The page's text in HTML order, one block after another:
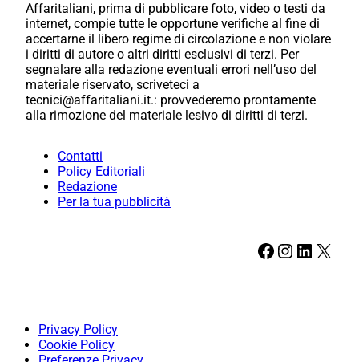
Affaritaliani, prima di pubblicare foto, video o testi da
internet, compie tutte le opportune verifiche al fine di
accertarne il libero regime di circolazione e non violare
i diritti di autore o altri diritti esclusivi di terzi. Per
segnalare alla redazione eventuali errori nell’uso del
materiale riservato, scriveteci a
tecnici@affaritaliani.it.: provvederemo prontamente
alla rimozione del materiale lesivo di diritti di terzi.
Contatti
Policy Editoriali
Redazione
Per la tua pubblicità
Facebook Instagram LinkedIn X
Privacy Policy
Cookie Policy